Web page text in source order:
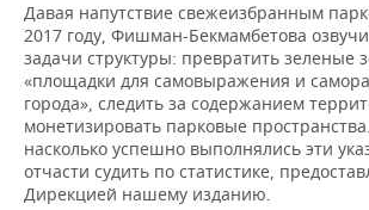
Давая напутствие свежеизбранным
2017 году, Фишман-Бекмамбетова
задачи структуры: превратить зеленые
«площадки для самовыражения и
города», следить за содержанием
монетизировать парковые
насколько успешно выполнялись эти
отчасти судить по статистике,
Дирекцией нашему изданию.